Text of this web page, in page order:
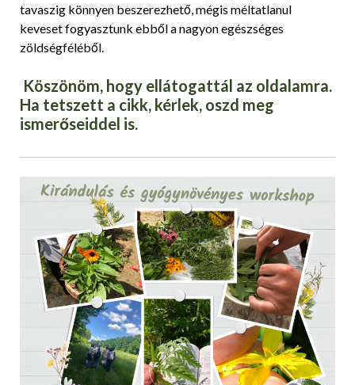
tavaszig könnyen beszerezhető, mégis méltatlanul
keveset fogyasztunk ebből a nagyon egészséges
zöldségféléből.
Köszönöm, hogy ellátogattál az oldalamra.
Ha tetszett a cikk, kérlek, oszd meg
ismerőseiddel is.